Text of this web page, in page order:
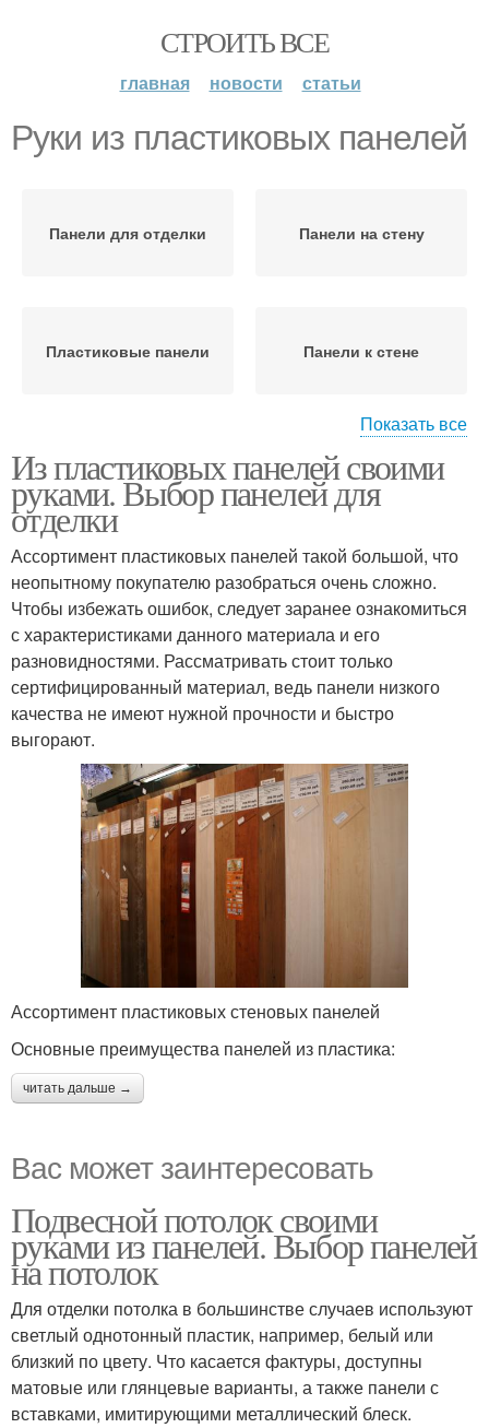
СТРОИТЬ ВСЕ
главная новости статьи
Руки из пластиковых панелей
Панели для отделки Панели на стену
Пластиковые панели Панели к стене
Руки для детей
Потолок из
пластиковых панелей
Показать все
Из пластиковых панелей своими
руками. Выбор панелей для
отделки
Ассортимент пластиковых панелей такой большой, что
неопытному покупателю разобраться очень сложно.
Чтобы избежать ошибок, следует заранее ознакомиться
с характеристиками данного материала и его
разновидностями. Рассматривать стоит только
сертифицированный материал, ведь панели низкого
качества не имеют нужной прочности и быстро
выгорают.
Ассортимент пластиковых стеновых панелей
Основные преимущества панелей из пластика:
читать дальше →
Вас может заинтересовать
Подвесной потолок своими
руками из панелей. Выбор панелей
на потолок
Для отделки потолка в большинстве случаев используют
светлый однотонный пластик, например, белый или
близкий по цвету. Что касается фактуры, доступны
матовые или глянцевые варианты, а также панели с
вставками, имитирующими металлический блеск.